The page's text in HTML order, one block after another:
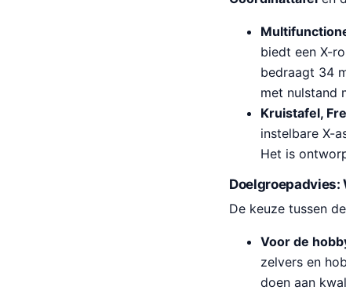
biedt een X-
bedraagt 34
met nulstand
Kruistafel,
instelbare X-
Het is
Doelgroepadvies:
De keuze tussen
Voor de
zelvers en
doen aan